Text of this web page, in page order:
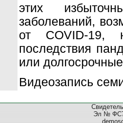
этих
заболеваний,
от COVID-19,
последствия
или
Видеозапись
Эл №